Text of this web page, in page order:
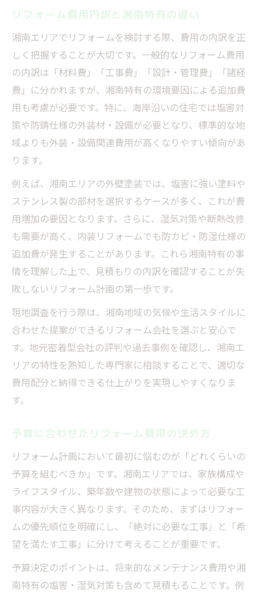
リフォーム費用内訳と湘南特有の違い
湘南エリアでリフォームを検討する際、費用の内訳を正
しく把握することが大切です。一般的なリフォーム費用
の内訳は「材料費」「工事費」「設計・管理費」「諸経
費」に分かれますが、湘南特有の環境要因による追加費
用も考慮が必要です。特に、海岸沿いの住宅では塩害対
策や防錆仕様の外装材・設備が必要となり、標準的な地
域よりも外装・設備関連費用が高くなりやすい傾向があ
ります。
例えば、湘南エリアの外壁塗装では、塩害に強い塗料や
ステンレス製の部材を選択するケースが多く、これが費
用増加の要因となります。さらに、湿気対策や断熱改修
も需要が高く、内装リフォームでも防カビ・防湿仕様の
追加費が発生することがあります。これら湘南特有の事
情を理解した上で、見積もりの内訳を確認することが失
敗しないリフォーム計画の第一歩です。
現地調査を行う際は、湘南地域の気候や生活スタイルに
合わせた提案ができるリフォーム会社を選ぶと安心で
す。地元密着型会社の評判や過去事例を確認し、湘南エ
リアの特性を熟知した専門家に相談することで、適切な
費用配分と納得できる仕上がりを実現しやすくなりま
す。
予算に合わせたリフォーム費用の決め方
リフォーム計画において最初に悩むのが「どれくらいの
予算を組むべきか」です。湘南エリアでは、家族構成や
ライフスタイル、築年数や建物の状態によって必要な工
事内容が大きく異なります。そのため、まずはリフォー
ムの優先順位を明確にし、「絶対に必要な工事」と「希
望を満たす工事」に分けて考えることが重要です。
予算決定のポイントは、将来的なメンテナンス費用や湘
南特有の塩害・湿気対策も含めて見積もることです。例